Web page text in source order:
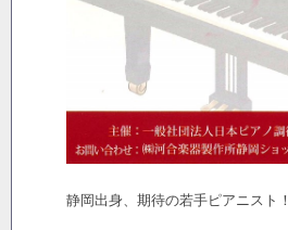
静岡出身、期待の若手ピアニスト！